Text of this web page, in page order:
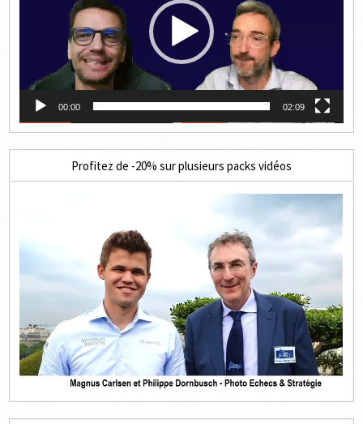
00:00 02:09
Profitez de -20% sur plusieurs packs vidéos